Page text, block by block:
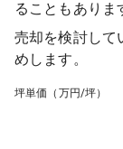
ることもありま
売却を検討して
めします。
坪単価（万円/坪）